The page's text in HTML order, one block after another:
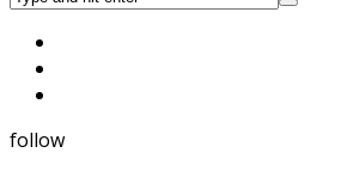
follow